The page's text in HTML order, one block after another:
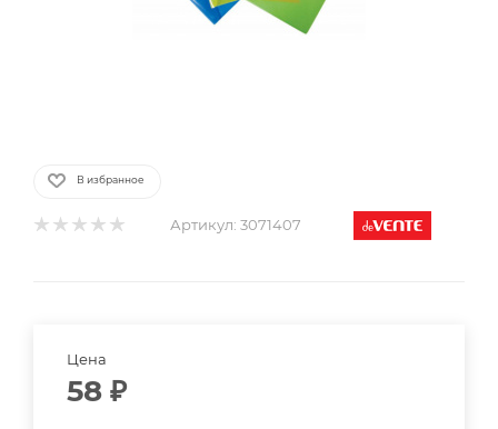
В избранное
Артикул: 3071407
Цена
58 ₽